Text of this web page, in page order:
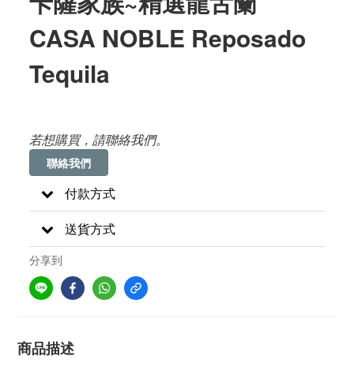
CASA NOBLE Reposado
Tequila
若想購買，請聯絡我們。
聯絡我們
付款方式
送貨方式
分享到
商品描述